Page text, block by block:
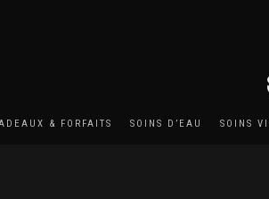
& FORFAITS SOINS D’EAU SOINS